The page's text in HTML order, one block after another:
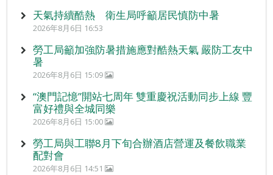
天氣持續酷熱 衛生局呼籲居民慎防中暑
2026年8月6日 16:53
勞工局籲加強防暑措施應對酷熱天氣 嚴防工友中
暑
2026年8月6日 15:09
“澳門記憶”開站七周年 雙重慶祝活動同步上線 豐
富好禮與全城同樂
2026年8月6日 15:00
勞工局與工聯8月下旬合辦酒店營運及餐飲職業
配對會
2026年8月6日 14:51